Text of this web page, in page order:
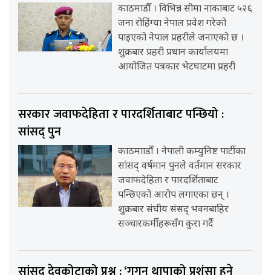
काठमाडौँ । विभिन्न सीमा नाकाबाट ५२६
जना रोहिंग्या नेपाल प्रवेश गरेको
पाइएको नेपाल प्रहरीले जनाएको छ ।
शुक्रबार प्रहरी प्रधान कार्यालयमा
आयोजित पत्रकार भेटघाटमा प्रहरी
सरकार जवाफदेहिता र पारदर्शिताबाट पन्छियो :
सांसद् पुन
काठमााडौँ । नेपाली कम्युनिष्ट पार्टीका
सांसद् वर्षमान पुनले वर्तमान सरकार
जवाफदेहिता र पारदर्शिताबाट
पन्छिएको आरोप लगाएका छन् ।
शुक्रबार संघीय संसद् भवनबाहिर
सञ्चारकर्मीहरूसँग कुरा गर्दै